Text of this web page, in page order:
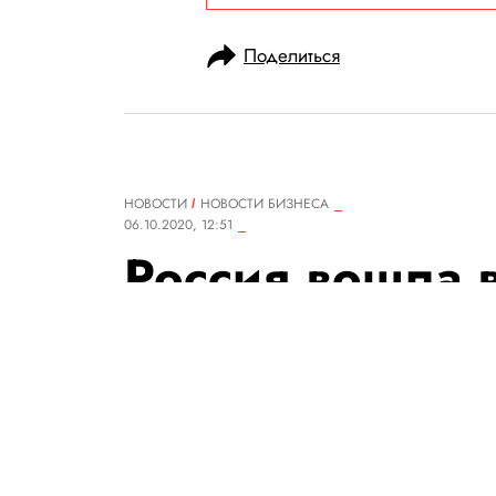
Поделиться
НОВОСТИ
НОВОСТИ БИЗНЕСА
06.10.2020, 12:51
Россия вошла